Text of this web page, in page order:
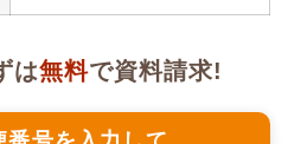
は無料で資料請求!